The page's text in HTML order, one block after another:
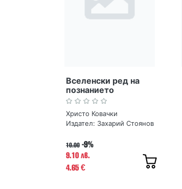
Вселенски ред на
познанието
Христо Ковачки
Издател: Захарий Стоянов
10.00 -9%
9.10 лв.
4.65 €